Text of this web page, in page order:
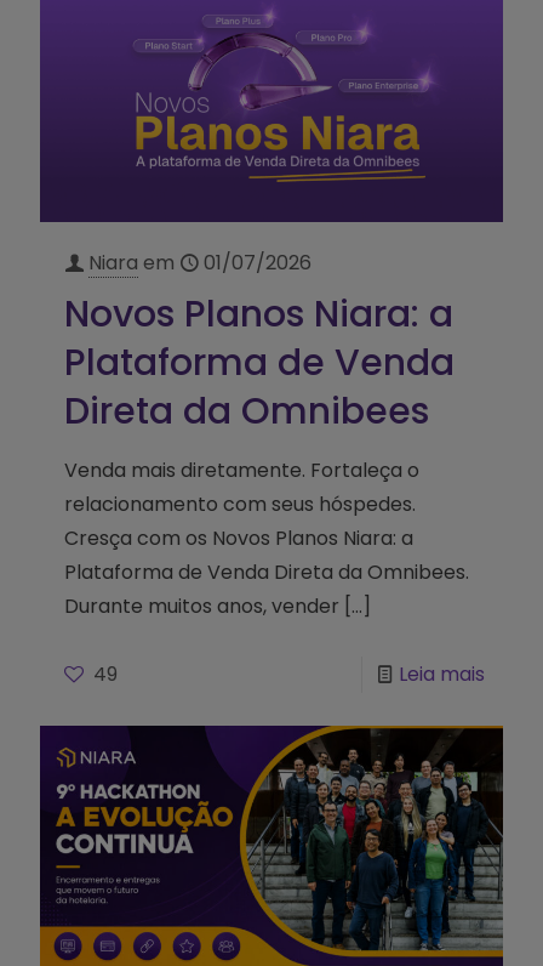
Niara em 01/07/2026
Novos Planos Niara: a
Plataforma de Venda
Direta da Omnibees
Venda mais diretamente. Fortaleça o
relacionamento com seus hóspedes.
Cresça com os Novos Planos Niara: a
Plataforma de Venda Direta da Omnibees.
Durante muitos anos, vender […]
49 Leia mais